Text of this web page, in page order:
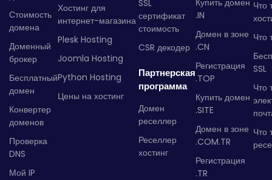
Стоимость
домена
Доменный
брокер
Бесплатный
домен
Конвертер
доменов
Проверка
DNS
Мой IP
Хостинг для
интернет-магазина
Plesk Hosting
Joomla Hosting
Python Hosting
Цены на хостинг
SSL
сертификат
стоимость
CSR декодер
Партнерская
программа
Домен
реселлер
Реселлер
хостинг
.IN
Домен в зоне
.CN
Регистрация
.TOP
Купить домен
.SITE
Домен в зоне
.COM.TR
Регистрация
.TR
Что
Что
SSL
Что
Что